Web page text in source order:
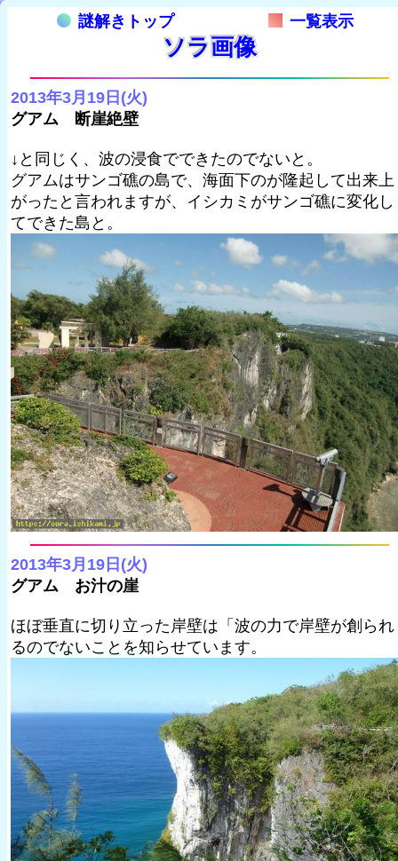
謎解きトップ 一覧表示
ソラ画像
2013年3月19日(火)
グアム 断崖絶壁
↓と同じく、波の浸食でできたのでないと。
グアムはサンゴ礁の島で、海面下のが隆起して出来上
がったと言われますが、イシカミがサンゴ礁に変化し
てできた島と。
2013年3月19日(火)
グアム お汁の崖
ほぼ垂直に切り立った岸壁は「波の力で岸壁が創られ
るのでないことを知らせています。